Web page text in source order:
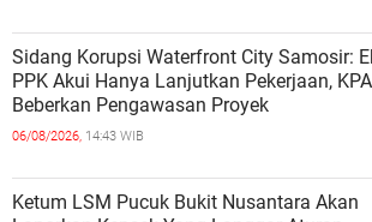
Sidang Korupsi Waterfront City Samosir:
PPK Akui Hanya Lanjutkan Pekerjaan, KPA
Beberkan Pengawasan Proyek
06/08/2026, 14:43 WIB
Ketum LSM Pucuk Bukit Nusantara Akan